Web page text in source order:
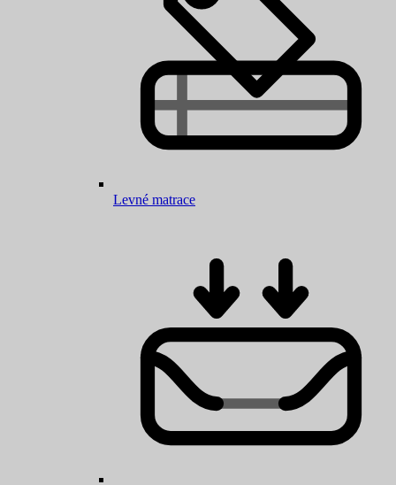
Levné matrace